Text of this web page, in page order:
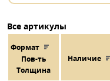
Все артикулы
Формат
Пов-ть
Толщина
Наличие